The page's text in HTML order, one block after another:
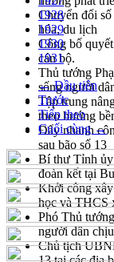
Chuyển đổi
hóa, du lịch
Công bố
cán bộ.
Thủ tướng
sống người
Tập trung
theo hướng
Đẩy nhanh
sau bão số 13
Bí thư Tỉnh
đoàn kết tại
Khởi công
học và THCS
Phó Thủ
người dân
Chủ tịch
1928
1929
1930
1931
← Đầu tiên
Trước
Tiếp theo
Cuối cùng →